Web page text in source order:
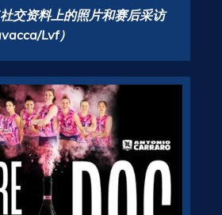
交资料上的照片和赛后采访
Lvf）